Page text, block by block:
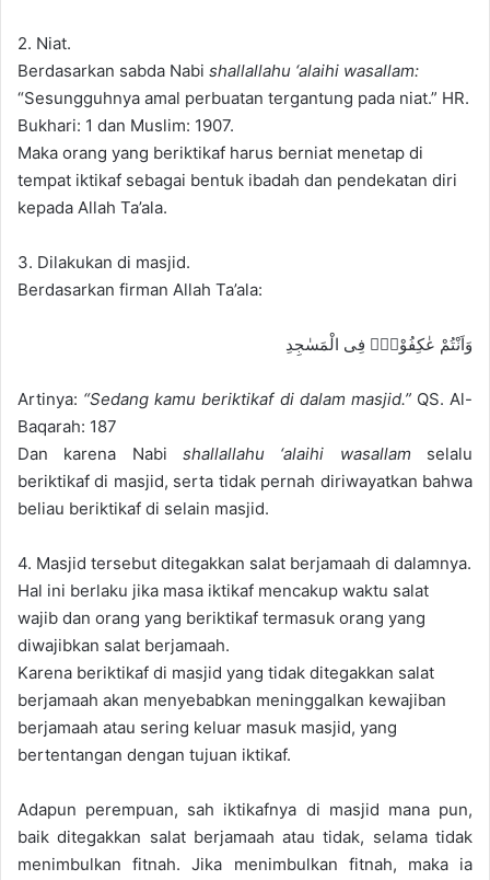
2. Niat.
Berdasarkan sabda Nabi shallallahu ‘alaihi wasallam:
“Sesungguhnya amal perbuatan tergantung pada niat.” HR.
Bukhari: 1 dan Muslim: 1907.
Maka orang yang beriktikaf harus berniat menetap di
tempat iktikaf sebagai bentuk ibadah dan pendekatan diri
kepada Allah Ta’ala.
3. Dilakukan di masjid.
Berdasarkan firman Allah Ta’ala:
وَاَنْتُمْ عٰكِفُوْنَۙ فِى الْمَسٰجِدِ
Artinya: “Sedang kamu beriktikaf di dalam masjid.”QS. Al-
Baqarah: 187
Dan karena Nabi shallallahu ‘alaihi wasallamselalu
beriktikaf di masjid, serta tidak pernah diriwayatkan bahwa
beliau beriktikaf di selain masjid.
4. Masjid tersebut ditegakkan salat berjamaah di dalamnya.
Hal ini berlaku jika masa iktikaf mencakup waktu salat
wajib dan orang yang beriktikaf termasuk orang yang
diwajibkan salat berjamaah.
Karena beriktikaf di masjid yang tidak ditegakkan salat
berjamaah akan menyebabkan meninggalkan kewajiban
berjamaah atau sering keluar masuk masjid, yang
bertentangan dengan tujuan iktikaf.
Adapun perempuan, sah iktikafnya di masjid mana pun,
baik ditegakkan salat berjamaah atau tidak, selama tidak
menimbulkan fitnah. Jika menimbulkan fitnah, maka ia